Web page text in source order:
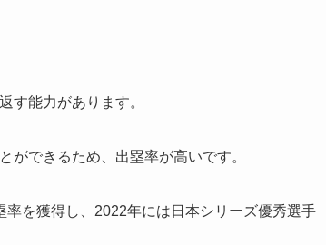
す能力があります。
ができるため、出塁率が高いです。
を獲得し、2022年には日本シリーズ優秀選手